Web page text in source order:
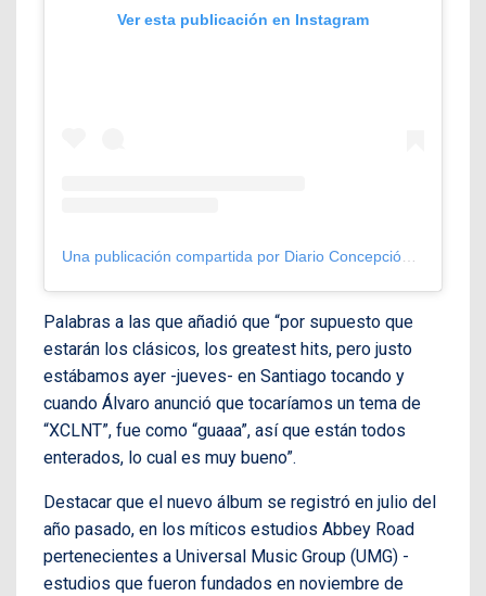
Ver esta publicación en Instagram
Una publicación compartida por Diario Concepción (@diarioconcepcion)
Palabras a las que añadió que “por supuesto que
estarán los clásicos, los greatest hits, pero justo
estábamos ayer -jueves- en Santiago tocando y
cuando Álvaro anunció que tocaríamos un tema de
“XCLNT”, fue como “guaaa”, así que están todos
enterados, lo cual es muy bueno”.
Destacar que el nuevo álbum se registró en julio del
año pasado, en los míticos estudios Abbey Road
pertenecientes a Universal Music Group (UMG) -
estudios que fueron fundados en noviembre de